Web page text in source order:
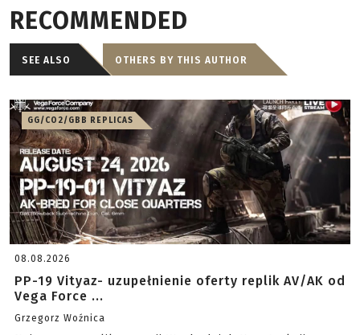
RECOMMENDED
SEE ALSO OTHERS BY THIS AUTHOR
GG/CO2/GBB REPLICAS
08.08.2026
PP-19 Vityaz- uzupełnienie oferty replik AV/AK od
Vega Force ...
Grzegorz Woźnica